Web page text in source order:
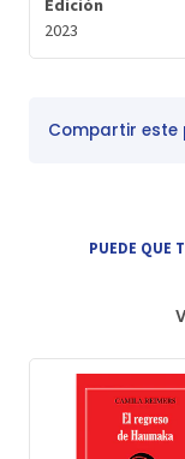
Edición
2023
Compartir
PUEDE QUE